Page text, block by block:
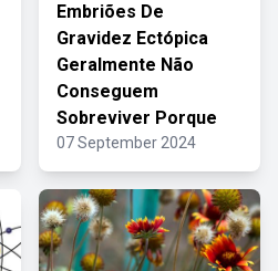
Embriões De
Gravidez Ectópica
Geralmente Não
Conseguem
Sobreviver Porque
07 September 2024